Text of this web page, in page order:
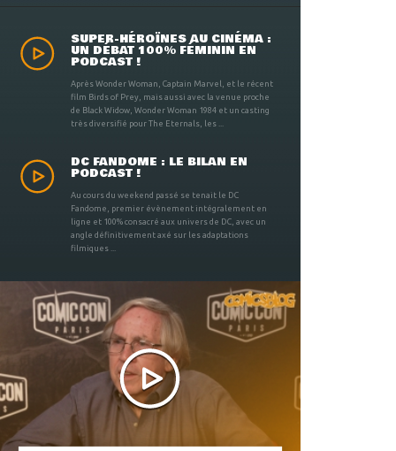
SUPER-HÉROÏNES AU CINÉMA :
UN DÉBAT 100% FÉMININ EN
PODCAST !
Après Wonder Woman, Captain Marvel, et le récent
film Birds of Prey, mais aussi avec la venue proche
de Black Widow, Wonder Woman 1984 et un casting
très diversifié pour The Eternals, les ...
DC FANDOME : LE BILAN EN
PODCAST !
Au cours du weekend passé se tenait le DC
Fandome, premier évènement intégralement en
ligne et 100% consacré aux univers de DC, avec un
angle définitivement axé sur les adaptations
filmiques ...